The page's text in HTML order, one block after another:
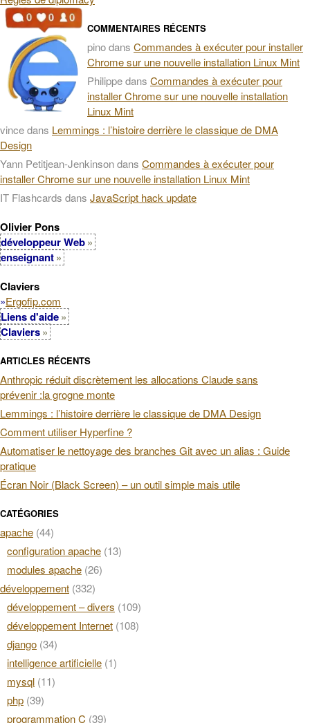
COMMENTAIRES RÉCENTS
pinodans Commandes à exécuter pour installer
Chrome sur une nouvelle installation Linux Mint
Philippedans Commandes à exécuter pour
installer Chrome sur une nouvelle installation
Linux Mint
vincedans Lemmings : l’histoire derrière le classique de DMA
Design
Yann Petitjean-Jenkinsondans Commandes à exécuter pour
installer Chrome sur une nouvelle installation Linux Mint
IT Flashcards dans JavaScript hack update
Olivier Pons
développeur Web
enseignant
Claviers
»Ergofip.com
Liens d'aide
Claviers
ARTICLES RÉCENTS
Anthropic réduit discrètement les allocations Claude sans
prévenir :la grogne monte
Lemmings : l’histoire derrière le classique de DMA Design
Comment utiliser Hyperfine ?
Automatiser le nettoyage des branches Git avec un alias : Guide
pratique
Écran Noir (Black Screen) – un outil simple mais utile
CATÉGORIES
apache (44)
configuration apache (13)
modules apache (26)
développement (332)
développement – divers (109)
développement Internet (108)
django (34)
intelligence artificielle (1)
mysql (11)
php (39)
programmation C (39)